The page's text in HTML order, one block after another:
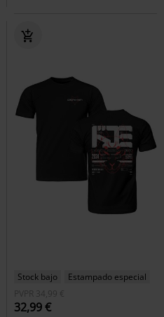
Stock bajo
Estampado especial
PVPR 34,99 €
32,99 €